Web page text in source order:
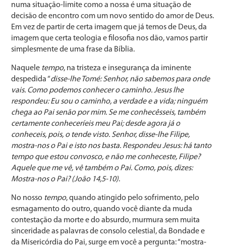
numa situação-limite como a nossa é uma situação de
decisão de encontro com um novo sentido do amor de Deus.
Em vez de partir de certa imagem que já temos de Deus, da
imagem que certa teologia e filosofia nos dão, vamos partir
simplesmente de uma frase da Bíblia.
Naquele tempo, na tristeza e insegurança da iminente
despedida “disse-lhe Tomé: Senhor, não sabemos para onde
vais. Como podemos conhecer o caminho. Jesus lhe
respondeu: Eu sou o caminho, a verdade e a vida; ninguém
chega ao Pai senão por mim. Se me conhecêsseis, também
certamente conheceríeis meu Pai; desde agora já o
conheceis, pois, o tende visto. Senhor, disse-lhe Filipe,
mostra-nos o Pai e isto nos basta. Respondeu Jesus: há tanto
tempo que estou convosco, e não me conheceste, Filipe?
Aquele que me vê, vê também o Pai. Como, pois, dizes:
Mostra-nos o Pai? (João 14,5-10).
No nosso tempo, quando atingido pelo sofrimento, pelo
esmagamento do outro, quando você diante da muda
contestação da morte e do absurdo, murmura sem muita
sinceridade as palavras de consolo celestial, da Bondade e
da Misericórdia do Pai, surge em você a pergunta: “mostra-